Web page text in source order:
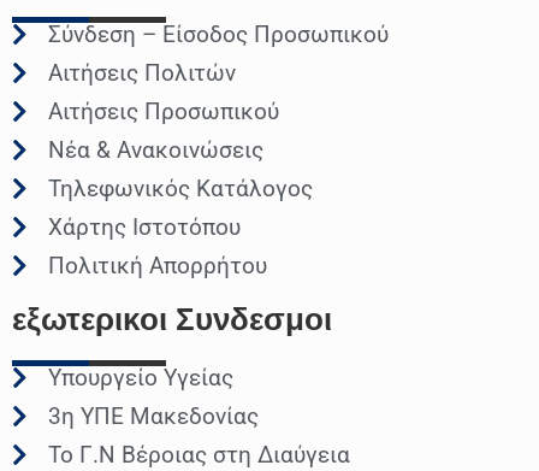
Σύνδεση – Είσοδος Προσωπικού
Αιτήσεις Πολιτών
Αιτήσεις Προσωπικού
Νέα & Ανακοινώσεις
Τηλεφωνικός Κατάλογος
Χάρτης Ιστοτόπου
Πολιτική Απορρήτου
εξωτερικοι Συνδεσμοι
Υπουργείο Υγείας
3η ΥΠΕ Μακεδονίας
Το Γ.Ν Βέροιας στη Διαύγεια